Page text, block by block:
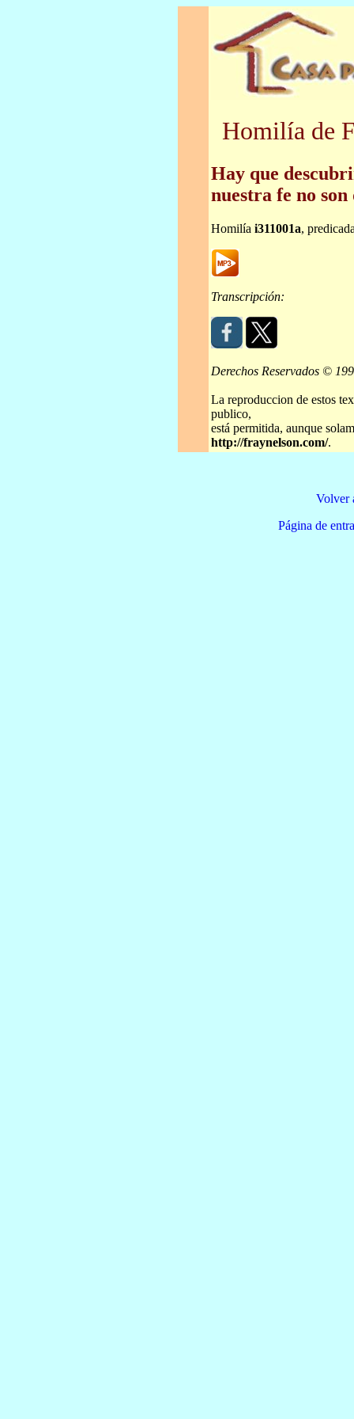
Homilía de
Hay que
nuestra fe no
Homilía i311001a,
Transcripción:
Derechos Reservados ©
La reproduccion de estos
publico,
está permitida, aunque
http://fraynelson.com/.
Volver
Página de